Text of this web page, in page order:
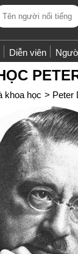
Diễn viên
khoa học > Peter